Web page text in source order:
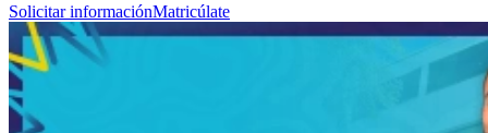
Solicitar informaciónMatricúlate